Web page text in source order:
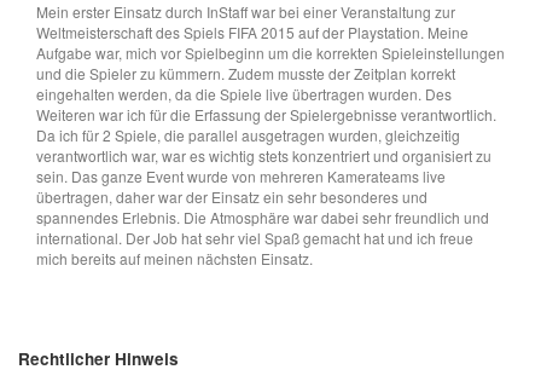
Mein erster Einsatz durch InStaff war bei einer Veranstaltung zur
Weltmeisterschaft des Spiels FIFA 2015 auf der Playstation. Meine
Aufgabe war, mich vor Spielbeginn um die korrekten Spieleinstellungen
und die Spieler zu kümmern. Zudem musste der Zeitplan korrekt
eingehalten werden, da die Spiele live übertragen wurden. Des
Weiteren war ich für die Erfassung der Spielergebnisse verantwortlich.
Da ich für 2 Spiele, die parallel ausgetragen wurden, gleichzeitig
verantwortlich war, war es wichtig stets konzentriert und organisiert zu
sein. Das ganze Event wurde von mehreren Kamerateams live
übertragen, daher war der Einsatz ein sehr besonderes und
spannendes Erlebnis. Die Atmosphäre war dabei sehr freundlich und
international. Der Job hat sehr viel Spaß gemacht hat und ich freue
mich bereits auf meinen nächsten Einsatz.
Rechtlicher Hinweis